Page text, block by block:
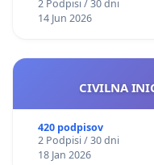
2 Podpisi / 30 dni
14 Jun 2026
CIVILNA
420 podpisov
2 Podpisi / 30 dni
18 Jan 2026